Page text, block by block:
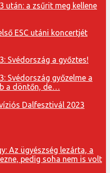
után: a zsűrit meg kellene
ESC utáni koncertjét
Svédország a győztes!
Svédország győzelme a
a döntőn, de…
Dalfesztivál 2023
Az ügyészség lezárta, a
pedig soha nem is volt